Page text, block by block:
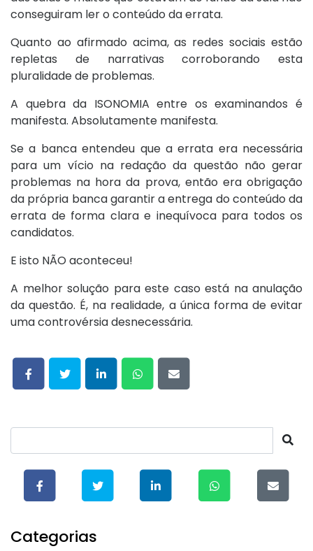
conseguiram ler o conteúdo da errata.
Quanto ao afirmado acima, as redes sociais estão
repletas de narrativas corroborando esta
pluralidade de problemas.
A quebra da ISONOMIA entre os examinandos é
manifesta. Absolutamente manifesta.
Se a banca entendeu que a errata era necessária
para um vício na redação da questão não gerar
problemas na hora da prova, então era obrigação
da própria banca garantir a entrega do conteúdo da
errata de forma clara e inequívoca para todos os
candidatos.
E isto NÃO aconteceu!
A melhor solução para este caso está na anulação
da questão. É, na realidade, a única forma de evitar
uma controvérsia desnecessária.
Categorias